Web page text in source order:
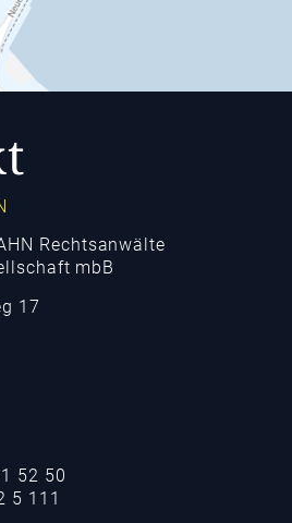
Rechtsanwälte
mbB
17
52 50
5 111